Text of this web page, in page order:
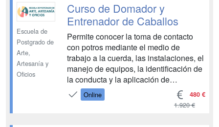
Escuela de
Postgrado de
Arte,
Artesanía y
Oficios
Curso de Domador y
Entrenador de Caballos
Permite conocer la toma de contacto
con potros mediante el medio de
trabajo a la cuerda, las instalaciones, el
manejo de equipos, la identificación de
la conducta y la aplicación de
normativa. Incluye ejercicios de
autoevaluación, acceso a Campus
Online 480 €
1.920 €